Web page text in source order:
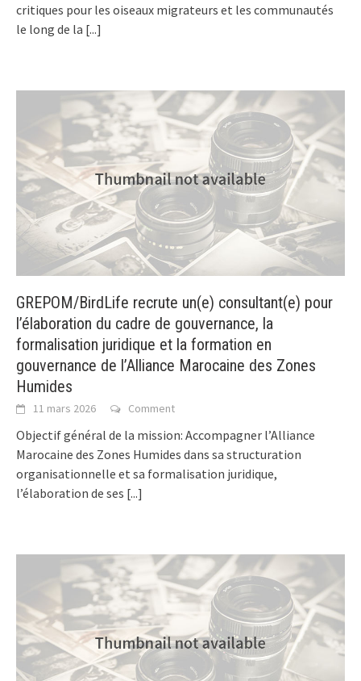
critiques pour les oiseaux migrateurs et les communautés
le long de la [...]
GREPOM/BirdLife recrute un(e) consultant(e) pour
l’élaboration du cadre de gouvernance, la
formalisation juridique et la formation en
gouvernance de l’Alliance Marocaine des Zones
Humides
11 mars 2026 Comment
Objectif général de la mission: Accompagner l’Alliance
Marocaine des Zones Humides dans sa structuration
organisationnelle et sa formalisation juridique,
l’élaboration de ses [...]